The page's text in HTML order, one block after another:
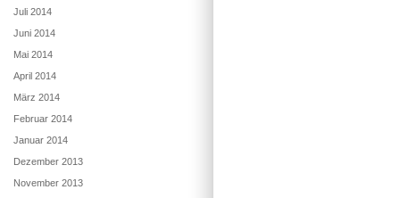
Juli 2014
Juni 2014
Mai 2014
April 2014
März 2014
Februar 2014
Januar 2014
Dezember 2013
November 2013